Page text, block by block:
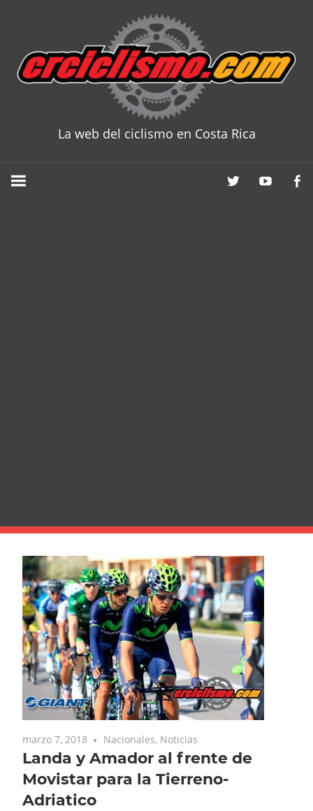
content
La web del ciclismo en Costa Rica
marzo 7, 2018 Nacionales, Noticias
Landa y Amador al frente de
Movistar para la Tierreno-
Adriatico